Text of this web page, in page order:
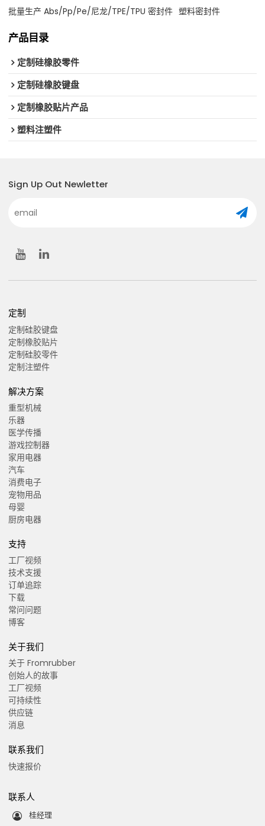
批量生产 Abs/Pp/Pe/尼龙/TPE/TPU 密封件 塑料密封件
产品目录
定制硅橡胶零件
定制硅橡胶键盘
定制橡胶贴片产品
塑料注塑件
Sign Up Out Newletter
定制
定制硅胶键盘
定制橡胶贴片
定制硅胶零件
定制注塑件
解决方案
重型机械
乐器
医学传播
游戏控制器
家用电器
汽车
消费电子
宠物用品
母婴
厨房电器
支持
工厂视频
技术支援
订单追踪
下载
常问问题
博客
关于我们
关于 Fromrubber
创始人的故事
工厂视频
可持续性
供应链
消息
联系我们
快速报价
联系人
桂经理